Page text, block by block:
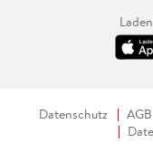
Datenschutz AGB